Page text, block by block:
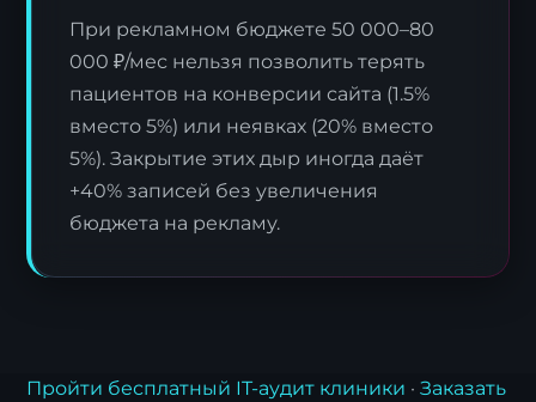
При рекламном бюджете 50 000–80
000 ₽/мес нельзя позволить терять
пациентов на конверсии сайта (1.5%
вместо 5%) или неявках (20% вместо
5%). Закрытие этих дыр иногда даёт
+40% записей без увеличения
бюджета на рекламу.
Пройти бесплатный IT-аудит клиники ·Заказать